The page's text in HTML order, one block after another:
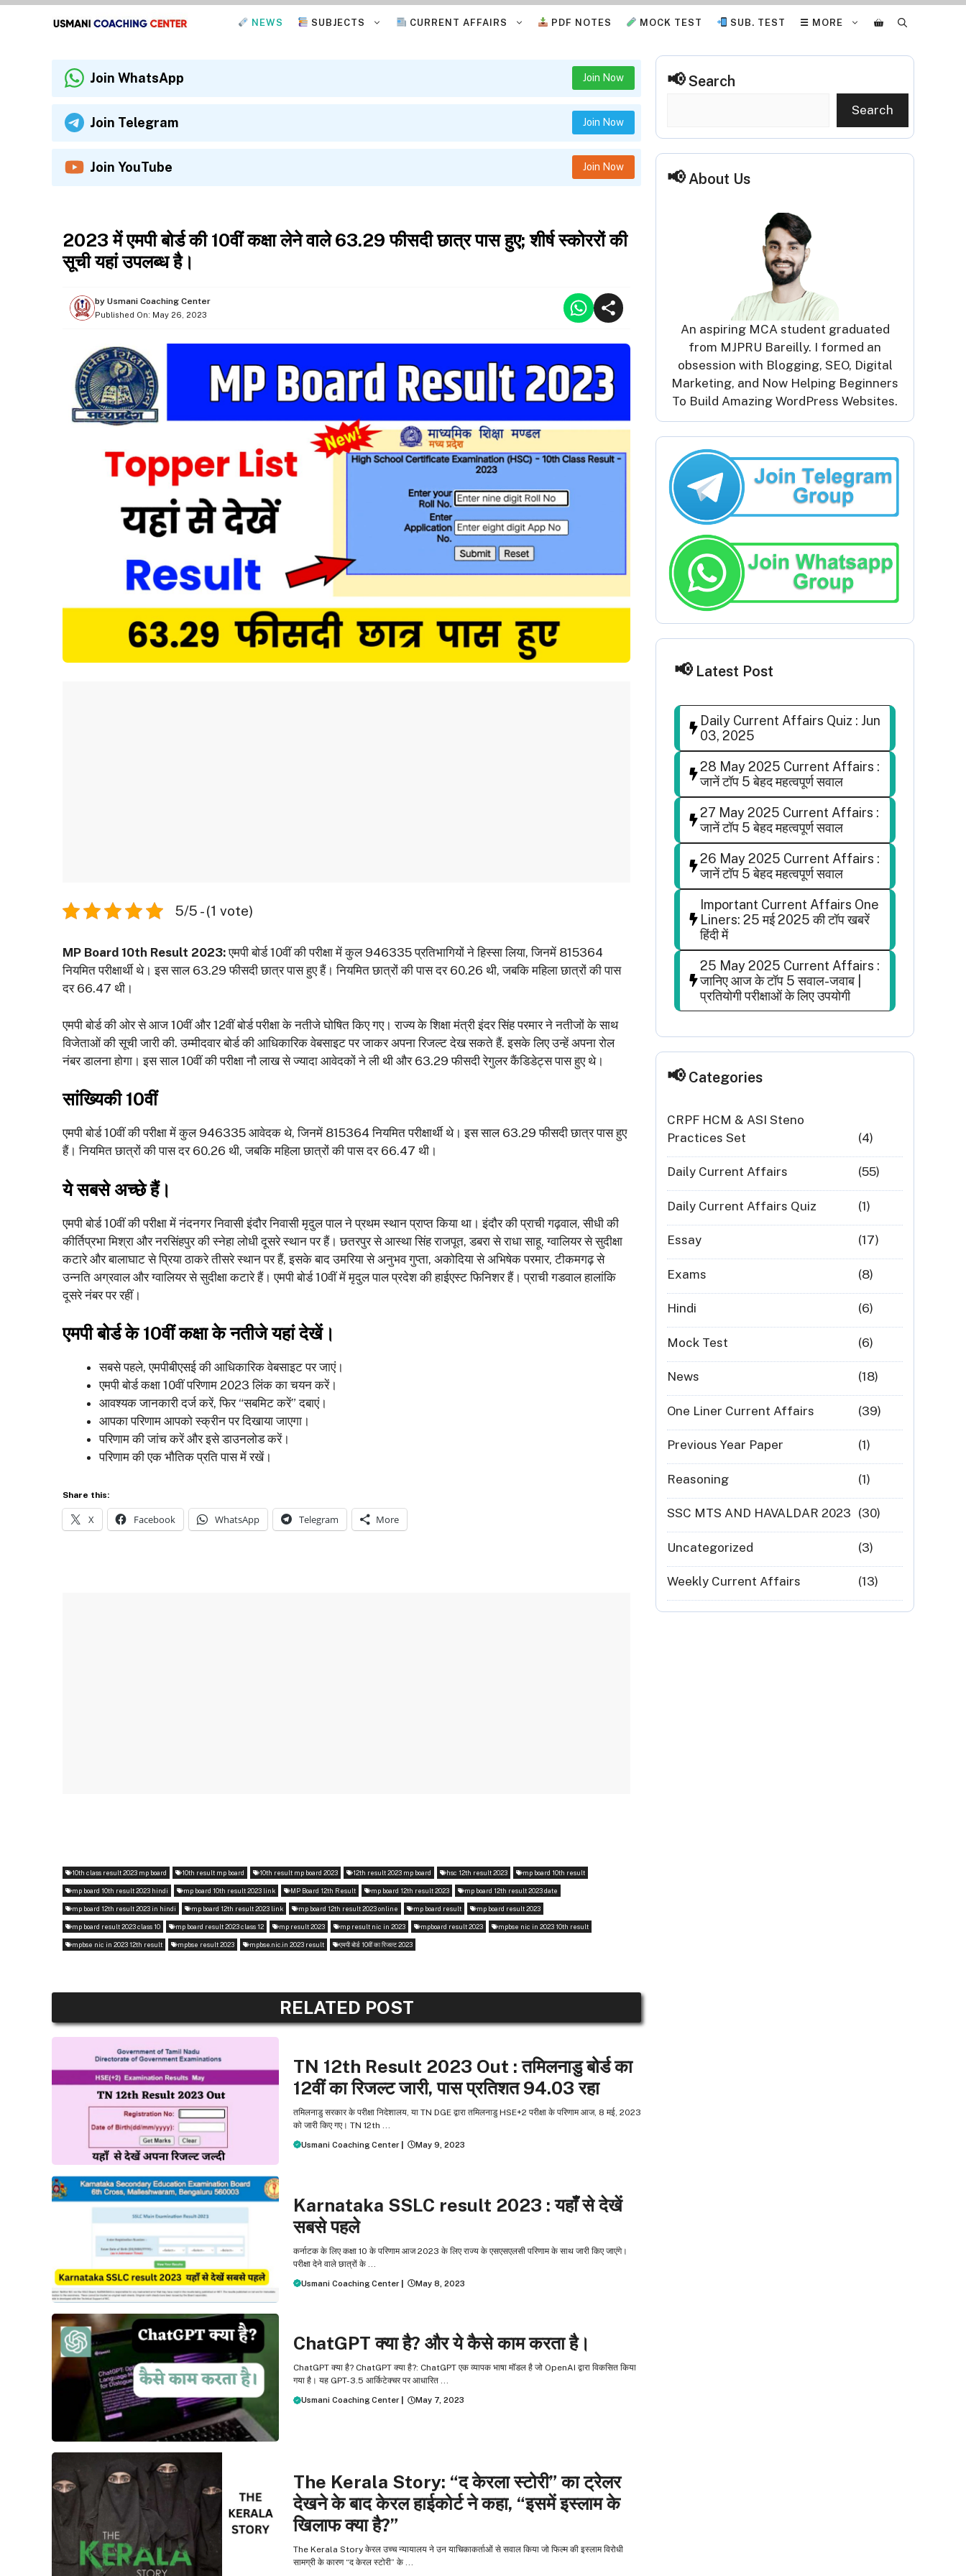
NEWS SUBJECTS CURRENT AFFAIRS PDF NOTES MOCK TEST SUB. TEST ☰ MORE
Join WhatsApp Join Now
Join Telegram Join Now
Join YouTube Join Now
2023 में एमपी बोर्ड की 10वीं कक्षा लेने वाले 63.29 फीसदी छात्र पास हुए; शीर्ष स्कोररों की
सूची यहां उपलब्ध है।
by Usmani Coaching Center
Published On: May 26, 2023
5/5 - (1 vote)
MP Board 10th Result 2023:एमपी बोर्ड 10वीं की परीक्षा में कुल 946335 प्रतिभागियों ने हिस्सा लिया, जिनमें 815364
नियमित परीक्षार्थी थे। इस साल 63.29 फीसदी छात्र पास हुए हैं। नियमित छात्रों की पास दर 60.26 थी, जबकि महिला छात्रों की पास
दर 66.47 थी।
एमपी बोर्ड की ओर से आज 10वीं और 12वीं बोर्ड परीक्षा के नतीजे घोषित किए गए। राज्य के शिक्षा मंत्री इंदर सिंह परमार ने नतीजों के साथ
विजेताओं की सूची जारी की. उम्मीदवार बोर्ड की आधिकारिक वेबसाइट पर जाकर अपना रिजल्ट देख सकते हैं. इसके लिए उन्हें अपना रोल
नंबर डालना होगा। इस साल 10वीं की परीक्षा नौ लाख से ज्यादा आवेदकों ने ली थी और 63.29 फीसदी रेगुलर कैंडिडेट्स पास हुए थे।
सांख्यिकी 10वीं
एमपी बोर्ड 10वीं की परीक्षा में कुल 946335 आवेदक थे, जिनमें 815364 नियमित परीक्षार्थी थे। इस साल 63.29 फीसदी छात्र पास हुए
हैं। नियमित छात्रों की पास दर 60.26 थी, जबकि महिला छात्रों की पास दर 66.47 थी।
ये सबसे अच्छे हैं।
एमपी बोर्ड 10वीं की परीक्षा में नंदनगर निवासी इंदौर निवासी मृदुल पाल ने प्रथम स्थान प्राप्त किया था। इंदौर की प्राची गढ़वाल, सीधी की
कीर्तिप्रभा मिश्रा और नरसिंहपुर की स्नेहा लोधी दूसरे स्थान पर हैं। छतरपुर से आस्था सिंह राजपूत, डबरा से राधा साहू, ग्वालियर से सुदीक्षा
कटारे और बालाघाट से प्रिया ठाकरे तीसरे स्थान पर हैं, इसके बाद उमरिया से अनुभव गुप्ता, अकोदिया से अभिषेक परमार, टीकमगढ़ से
उन्नति अग्रवाल और ग्वालियर से सुदीक्षा कटारे हैं। एमपी बोर्ड 10वीं में मृदुल पाल प्रदेश की हाईएस्ट फिनिशर हैं। प्राची गडवाल हालांकि
दूसरे नंबर पर रहीं।
एमपी बोर्ड के 10वीं कक्षा के नतीजे यहां देखें।
सबसे पहले, एमपीबीएसई की आधिकारिक वेबसाइट पर जाएं।
एमपी बोर्ड कक्षा 10वीं परिणाम 2023 लिंक का चयन करें।
आवश्यक जानकारी दर्ज करें, फिर “सबमिट करें” दबाएं।
आपका परिणाम आपको स्क्रीन पर दिखाया जाएगा।
परिणाम की जांच करें और इसे डाउनलोड करें।
परिणाम की एक भौतिक प्रति पास में रखें।
Share this:
X Facebook WhatsApp Telegram More
10th class result 2023 mp board 10th result mp board 10th result mp board 2023 12th result 2023 mp board hsc 12th result 2023 mp board 10th result
mp board 10th result 2023 hindi mp board 10th result 2023 link MP Board 12th Result mp board 12th result 2023 mp board 12th result 2023 date
mp board 12th result 2023 in hindi mp board 12th result 2023 link mp board 12th result 2023 online mp board result mp board result 2023
mp board result 2023 class 10 mp board result 2023 class 12 mp result 2023 mp result nic in 2023 mpboard result 2023 mpbse nic in 2023 10th result
mpbse nic in 2023 12th result mpbse result 2023 mpbse.nic.in 2023 result एमपी बोर्ड 10वीं का रिजल्ट 2023
RELATED POST
TN 12th Result 2023 Out : तमिलनाडु बोर्ड का
12वीं का रिजल्‍ट जारी, पास प्रतिशत 94.03 रहा
तमिलनाडु सरकार के परीक्षा निदेशालय, या TN DGE द्वारा तमिलनाडु HSE+2 परीक्षा के परिणाम आज, 8 मई, 2023
को जारी किए गए। TN 12th ...
Usmani Coaching Center May 9, 2023
Karnataka SSLC result 2023 : यहाँँ से देखें
सबसे पहले
कर्नाटक के लिए कक्षा 10 के परिणाम आज 2023 के लिए राज्य के एसएसएलसी परिणाम के साथ जारी किए जाएंगे।
परीक्षा देने वाले छात्रों के ...
Usmani Coaching Center May 8, 2023
ChatGPT क्‍या है? और ये कैसे काम करता है।
ChatGPT क्‍या है? ChatGPT क्‍या है?: ChatGPT एक व्यापक भाषा मॉडल है जो OpenAI द्वारा विकसित किया
गया है। यह GPT-3.5 आर्किटेक्चर पर आधारित ...
Usmani Coaching Center May 7, 2023
The Kerala Story: “द केरला स्टोरी” का ट्रेलर
देखने के बाद केरल हाईकोर्ट ने कहा, “इसमें इस्लाम के
खिलाफ क्या है?”
The Kerala Story केरल उच्च न्यायालय ने उन याचिकाकर्ताओं से सवाल किया जो फिल्म की इस्लाम विरोधी
सामग्री के कारण “द केरल स्टोरी” के ...
Search
Search
About Us
An aspiring MCA student graduated
from MJPRU Bareilly. I formed an
obsession with Blogging, SEO, Digital
Marketing, and Now Helping Beginners
To Build Amazing WordPress Websites.
Latest Post
Daily Current Affairs Quiz : Jun
03, 2025
28 May 2025 Current Affairs :
जानें टॉप 5 बेहद महत्वपूर्ण सवाल
27 May 2025 Current Affairs :
जानें टॉप 5 बेहद महत्वपूर्ण सवाल
26 May 2025 Current Affairs :
जानें टॉप 5 बेहद महत्वपूर्ण सवाल
Important Current Affairs One
Liners: 25 मई 2025 की टॉप खबरें
हिंदी में
25 May 2025 Current Affairs :
जानिए आज के टॉप 5 सवाल-जवाब |
प्रतियोगी परीक्षाओं के लिए उपयोगी
Categories
CRPF HCM & ASI Steno
Practices Set
(4)
Daily Current Affairs (55)
Daily Current Affairs Quiz (1)
Essay (17)
Exams (8)
Hindi (6)
Mock Test (6)
News (18)
One Liner Current Affairs (39)
Previous Year Paper (1)
Reasoning (1)
SSC MTS AND HAVALDAR 2023 (30)
Uncategorized (3)
Weekly Current Affairs (13)